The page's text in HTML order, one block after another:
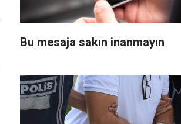
Bu mesaja sakın inanmayın